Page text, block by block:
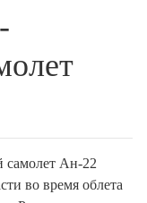
самолет Ан-22
во время облета